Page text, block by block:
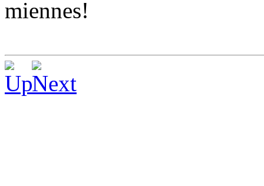
miennes!